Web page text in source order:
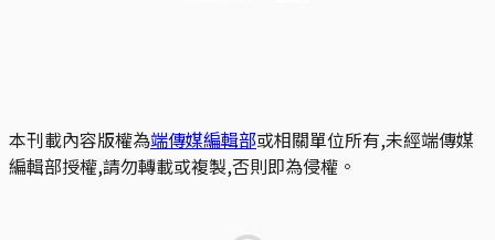
本刊載內容版權為端傳媒編輯部或相關單位所有,未經端傳媒
編輯部授權,請勿轉載或複製,否則即為侵權。